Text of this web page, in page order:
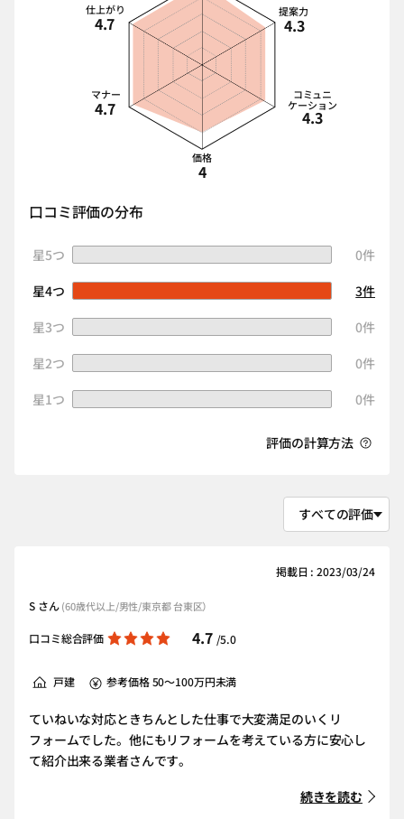
提案力
4.3
コミュニ
ケーション
4.3
価格
4
マナー
4.7
仕上がり
4.7
口コミ評価の分布
星5つ
0件
星4つ
3件
星3つ
0件
星2つ
0件
星1つ
0件
評価の計算方法
掲載日 : 2023/03/24
S さん(60歳代以上/男性/東京都 台東区）
口コミ総合評価 4.7 /5.0
戸建 参考価格 50～100万円未満
ていねいな対応ときちんとした仕事で大変満足のいくリ
フォームでした。他にもリフォームを考えている方に安心し
て紹介出来る業者さんです。
続きを読む